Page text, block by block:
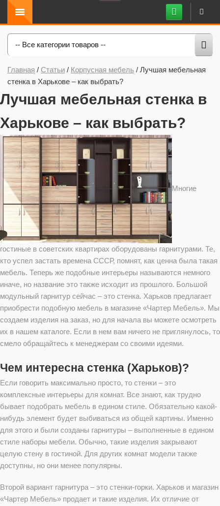
-- Все категории товаров --
Главная / Статьи / Корпусная мебель / Лучшая мебельная
стенка в Харькове – как выбрать?
Лучшая мебельная стенка в
Харькове – как выбрать?
Многие
гостиные в советских квартирах оборудованы гарнитурами. Те,
кто успел застать времена СССР, помнят, как ценна была такая
мебель. Теперь же подобные интерьеры называются немного
иначе, но название это также исходит из прошлого. Большой
модульный гарнитур сейчас – это стенка. Харьков предлагает
приобрести подобную мебель в магазине «Чартер Мебель». Мы
создаем изделия на заказ, но для начала вы можете осмотреть
их в нашем каталоге. Если в нем вам ничего не приглянулось, то
смело обращайтесь к менеджерам со своими идеями.
Чем интересна стенка (Харьков)?
Если говорить максимально просто, то стенки – это
комплексные интерьеры для комнат. Все знают, как трудно
бывает подобрать мебель в едином стиле. Обязательно какой-
нибудь элемент будет выбиваться из общей картины. Именно
для этого и были созданы гарнитуры – выполненные в едином
стиле наборы мебели. Обычно, такие изделия закрывают
целую стену в гостиной. Для других комнат модели также
доступны, но они менее популярны.
Второй вариант гарнитура – это стенки-горки. Харьков и магазин
«Чартер Мебель» продает и такие изделия. Их отличие от